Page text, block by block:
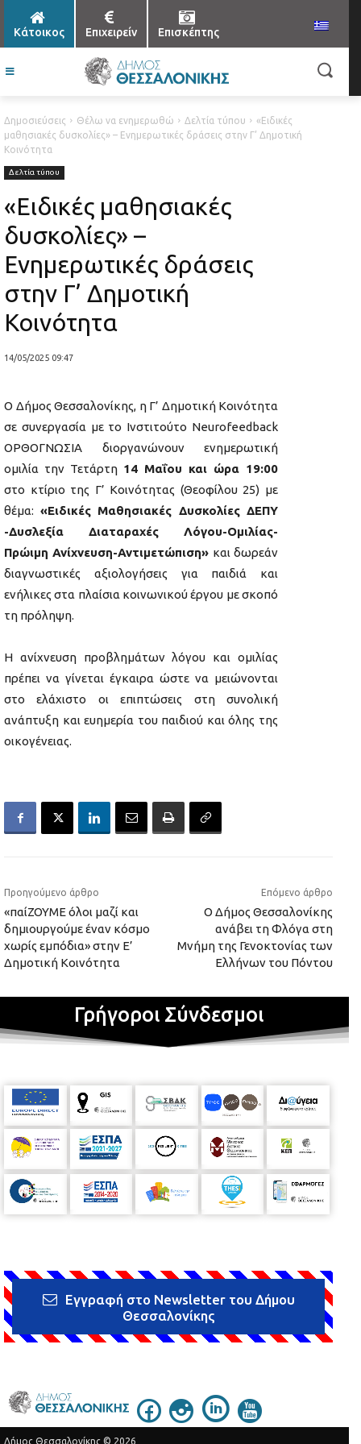
Κάτοικος Επιχειρείν Επισκέπτης
Δημοσιεύσεις Θέλω να ενημερωθώ Δελτία τύπου
«Ειδικές
μαθησιακές δυσκολίες» – Ενημερωτικές δράσεις στην Γ’ Δημοτική
Κοινότητα
Δελτία τύπου
«Ειδικές μαθησιακές
δυσκολίες» –
Ενημερωτικές δράσεις
στην Γ’ Δημοτική
Κοινότητα
14/05/2025 09:47
Ο Δήμος Θεσσαλονίκης, η Γ’ Δημοτική Κοινότητα
σε συνεργασία με το Ινστιτούτο Neurofeedback
ΟΡΘΟΓΝΩΣΙΑ διοργανώνουν ενημερωτική
ομιλία την Τετάρτη 14 Μαΐου και ώρα 19:00
στο κτίριο της Γ’ Κοινότητας (Θεοφίλου 25) με
θέμα: «Ειδικές Μαθησιακές Δυσκολίες ΔΕΠΥ
-Δυσλεξία Διαταραχές Λόγου-Ομιλίας-
Πρώιμη Ανίχνευση-Αντιμετώπιση» και δωρεάν
διαγνωστικές αξιολογήσεις για παιδιά και
ενήλικες στα πλαίσια κοινωνικού έργου με σκοπό
τη πρόληψη.
Η ανίχνευση προβλημάτων λόγου και ομιλίας
πρέπει να γίνεται έγκαιρα ώστε να μειώνονται
στο ελάχιστο οι επιπτώσεις στη συνολική
ανάπτυξη και ευημερία του παιδιού και όλης της
οικογένειας.
Προηγούμενο άρθρο
«παίΖΟΥΜΕ όλοι μαζί και
δημιουργούμε έναν κόσμο
χωρίς εμπόδια» στην Ε’
Δημοτική Κοινότητα
Επόμενο άρθρο
Ο Δήμος Θεσσαλονίκης
ανάβει τη Φλόγα στη
Μνήμη της Γενοκτονίας των
Ελλήνων του Πόντου
Γρήγοροι Σύνδεσμοι
Εγγραφή στο Newsletter του Δήμου
Θεσσαλονίκης
Δήμος Θεσσαλονίκης © 2026